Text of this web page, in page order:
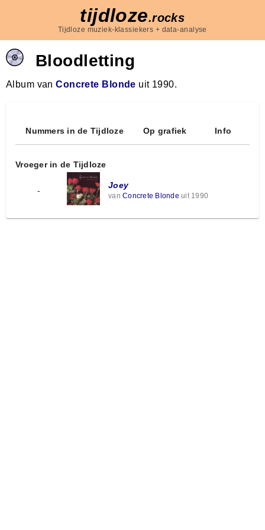
tijdloze.rocks
Tijdloze muziek-klassiekers + data-analyse
Bloodletting
Album vanConcrete Blonde uit 1990.
Nummers in de Tijdloze Op grafiek Info
Vroeger in de Tijdloze
-
Joey
van Concrete Blonde uit 1990